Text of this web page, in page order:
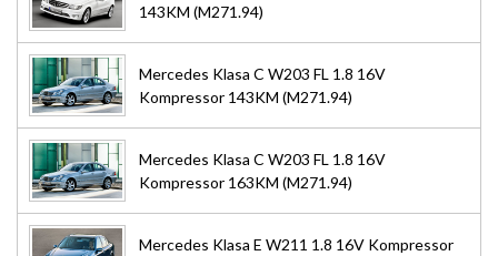
143KM (M271.94)
Mercedes Klasa C W203 FL 1.8 16V
Kompressor 143KM (M271.94)
Mercedes Klasa C W203 FL 1.8 16V
Kompressor 163KM (M271.94)
Mercedes Klasa E W211 1.8 16V Kompressor